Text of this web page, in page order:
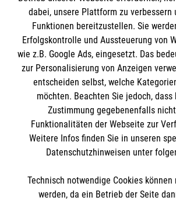
Impressum
Datenschutz
Kontakt
Barrierefreiheit
Die Malteser
Malteser in Deutschland
Malteserorden
Sharepoint
Spendenkonto
IBAN: DE39 3706 0120 1201 2150
So finden Sie uns
dabei, unsere Plattform zu verbessern
Funktionen bereitzustellen. Sie
Erfolgskontrolle und Aussteuerung von
wie z.B. Google Ads, eingesetzt. Das
zur Personalisierung von Anzeigen
entscheiden selbst, welche
möchten. Beachten Sie jedoch,
Zustimmung gegebenenfalls
Funktionalitäten der Webseite zur
Weitere Infos finden Sie in unseren
Datenschutzhinweisen unter
Technisch notwendige Cookies
werden, da ein Betrieb der Seite